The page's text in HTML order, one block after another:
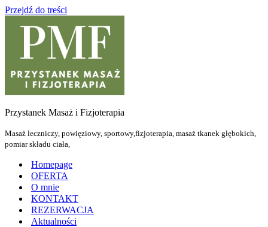
Przejdź do treści
Przystanek Masaż i Fizjoterapia
Masaż leczniczy, powięziowy, sportowy,fizjoterapia, masaż tkanek głębokich,
pomiar składu ciała,
Homepage
OFERTA
O mnie
KONTAKT
REZERWACJA
Aktualności